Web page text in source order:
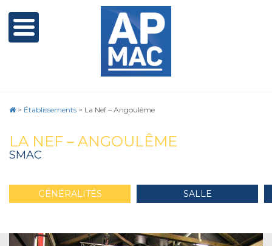
> Établissements > La Nef – Angoulême
LA NEF – ANGOULÊME
SMAC
GÉNÉRALITÉS SALLE